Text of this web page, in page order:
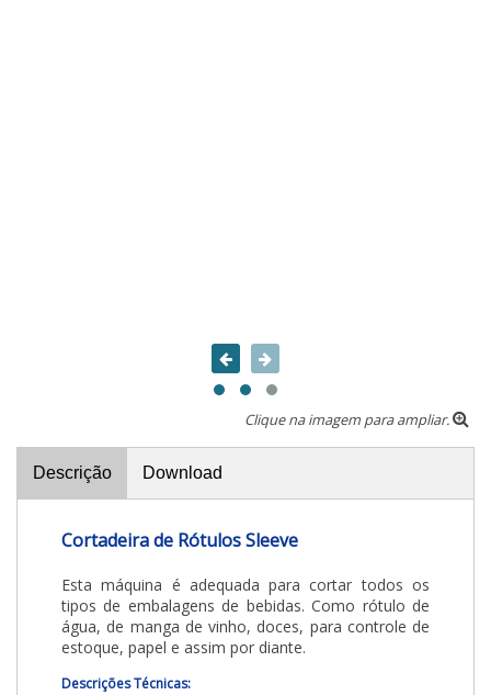
Clique na imagem para ampliar.
Descrição Download
Cortadeira de Rótulos Sleeve
Esta máquina é adequada para cortar todos os
tipos de embalagens de bebidas. Como rótulo de
água, de manga de vinho, doces, para controle de
estoque, papel e assim por diante.
Descrições Técnicas: